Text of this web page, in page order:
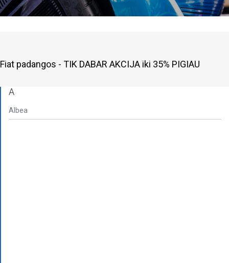
Fiat padangos - TIK DABAR AKCIJA iki 35% PIGIAU
A
Albea